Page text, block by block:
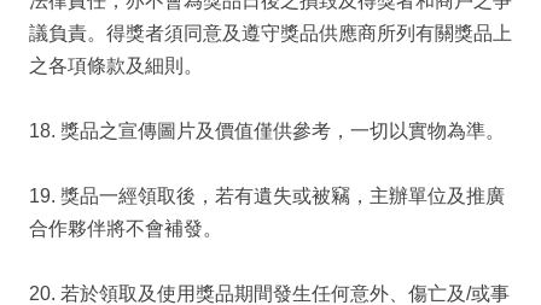
議負責。得獎者須同意及遵守獎品供應商所列有關獎品上
之各項條款及細則。
18. 獎品之宣傳圖片及價值僅供參考，一切以實物為準。
19. 獎品一經領取後，若有遺失或被竊，主辦單位及推廣
合作夥伴將不會補發。
20. 若於領取及使用獎品期間發生任何意外、傷亡及/或事